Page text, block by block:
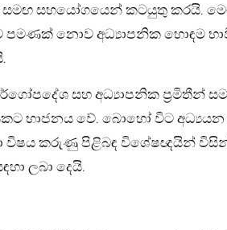
සහයෝගයෙන් කටයුතු කරයි.
පමණක් නොව අධ්‍යාපනික හොඳම
සහ අධ්‍යාපනික ප්‍රමිතීන්
භාජනය වේ. බොහෝ විට
විෂය කරුණු පිළිබඳ විශේෂඥයින්
ලබා දෙයි.